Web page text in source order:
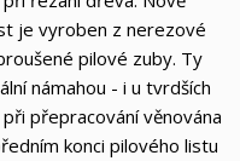
je vyroben z nerezové
pilové zuby. Ty
námahou - i u tvrdších
přepracování věnována
konci pilového listu